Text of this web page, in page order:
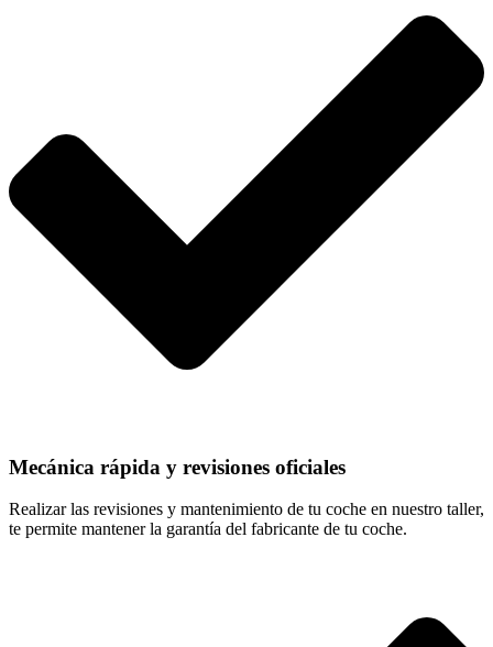
Mecánica rápida y revisiones oficiales
Realizar las revisiones y mantenimiento de tu coche en nuestro taller,
te permite mantener la garantía del fabricante de tu coche.